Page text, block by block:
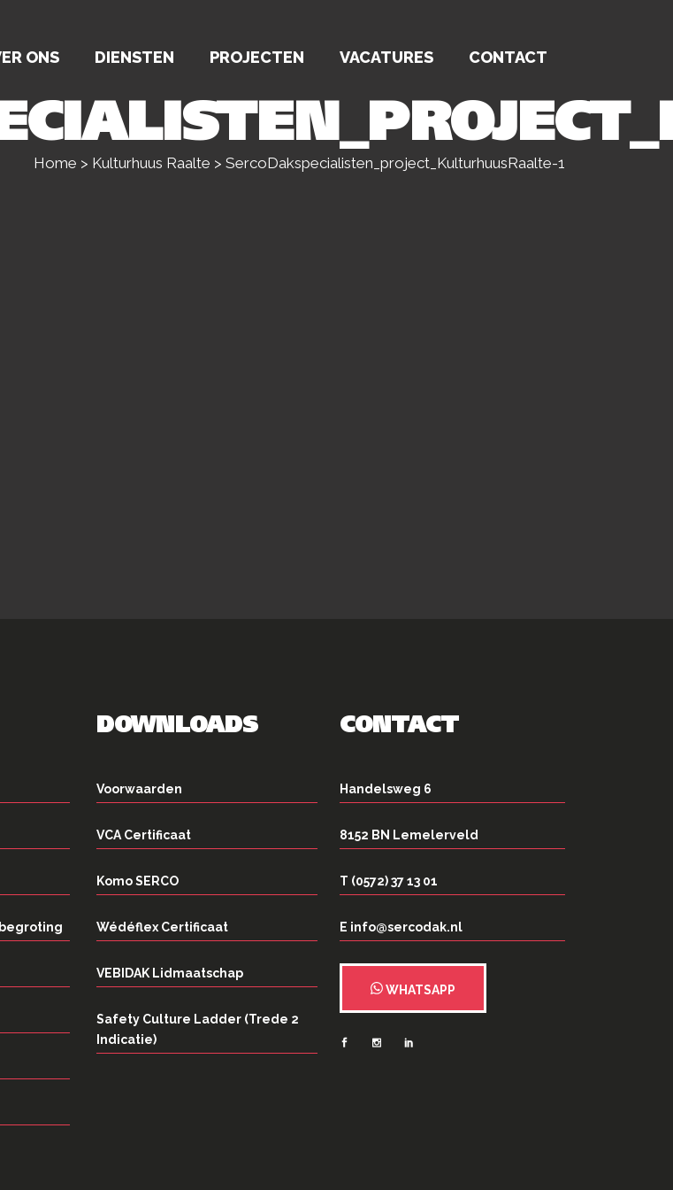
ONS DIENSTEN PROJECTEN VACATURES CONTACT
Home > Kulturhuus Raalte > SercoDakspecialisten_project_KulturhuusRaalte-1
DOWNLOADS
Voorwaarden
VCA Certificaat
Komo SERCO
Wédéflex Certificaat
VEBIDAK Lidmaatschap
Safety Culture Ladder (Trede 2
Indicatie)
CONTACT
Handelsweg 6
8152 BN Lemelerveld
T (0572) 37 13 01
E info@sercodak.nl
WHATSAPP